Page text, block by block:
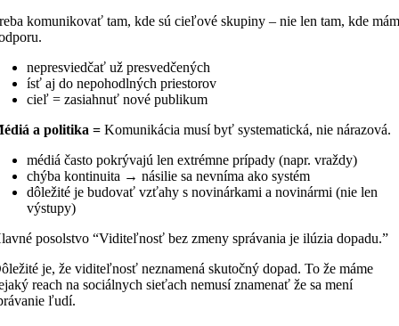
komunikovať tam, kde sú cieľové skupiny – nie len tam, kde
nepresviedčať už presvedčených
ísť aj do nepohodlných priestorov
cieľ = zasiahnuť nové publikum
a politika =Komunikácia musí byť systematická, nie nárazová.
médiá často pokrývajú len extrémne prípady (napr. vraždy)
chýba kontinuita → násilie sa nevníma ako systém
dôležité je budovať vzťahy s novinárkami a novinármi (nie len
výstupy)
posolstvo “Viditeľnosť bez zmeny správania je ilúzia dopadu.”
je, že viditeľnosť neznamená skutočný dopad. To že máme
reach na sociálnych sieťach nemusí znamenať že sa mení
ľudí.